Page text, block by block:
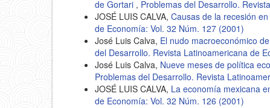
de Gortari , Problemas del Desarrollo.
JOSÉ LUIS CALVA, Causas de la recesión
de Economía: Vol. 32 Núm. 127 (2001)
José Luis Calva, El nudo macroeconómico
del Desarrollo. Revista Latinoamericana de
José Luis Calva, Nueve meses de política
Problemas del Desarrollo. Revista
JOSÉ LUIS CALVA, La economía mexicana
de Economía: Vol. 32 Núm. 126 (2001)